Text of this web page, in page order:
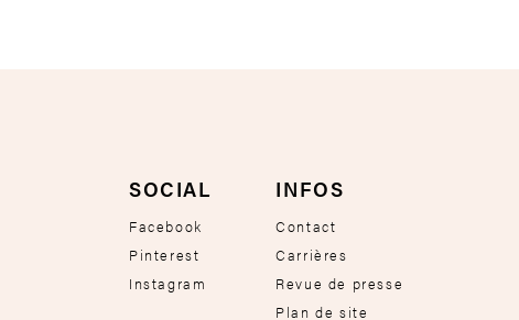
SOCIAL
Facebook
Pinterest
Instagram
INFOS
Contact
Carrières
Revue de presse
Plan de site